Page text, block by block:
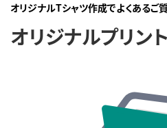
オリジナルTシャツ作成でよくあるご
オリジナルプリン